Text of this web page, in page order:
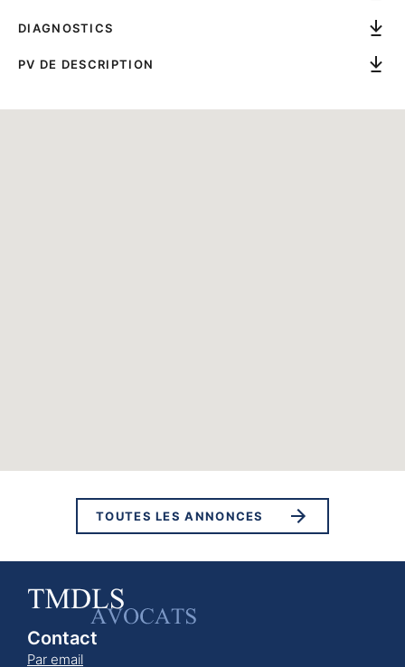
DIAGNOSTICS
PV DE DESCRIPTION
TOUTES LES ANNONCES
Contact
Par email